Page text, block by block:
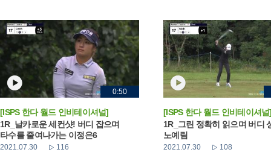
0:50
[ISPS 한다 월드 인비테이셔널]
1R_날카로운 세컨샷! 버디 잡으며
타수를 줄여나가는 이정은6
2021.07.30 116
[ISPS 한다 월드 인비테이셔
1R_그린 정확히 읽으며 버디
노예림
2021.07.30 108